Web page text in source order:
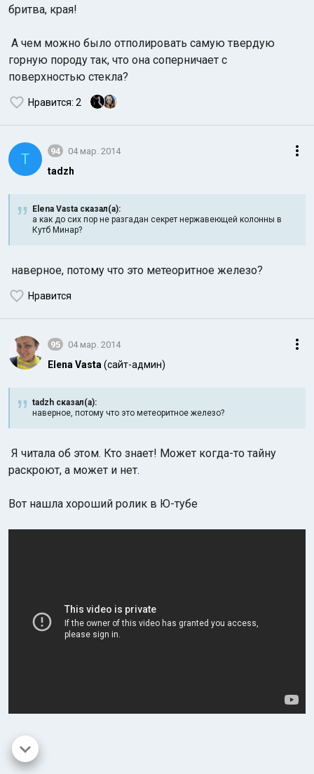
бритва, края!
А чем можно было отполировать самую твердую
горную породу так, что она соперничает с
поверхностью стекла?
Нравится: 2
T 94 04 мар. 2014
tadzh
Elena Vasta сказал(а):
а как до сих пор не разгадан секрет нержавеющей колонны в
Кутб Минар?
наверное, потому что это метеоритное железо?
Нравится
95 04 мар. 2014
Elena Vasta (сайт-админ)
tadzh сказал(а):
наверное, потому что это метеоритное железо?
Я читала об этом. Кто знает! Может когда-то тайну
раскроют, а может и нет.
Вот нашла хороший ролик в Ю-тубе